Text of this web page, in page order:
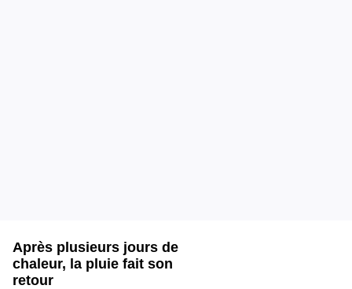
Après plusieurs jours de
chaleur, la pluie fait son
retour